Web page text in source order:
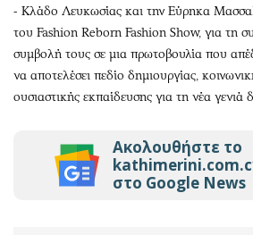
- Κλάδο Λευκωσίας και την Εύρηκα
του Fashion Reborn Fashion Show, για τη
συμβολή τους σε μια πρωτοβουλία που
να αποτελέσει πεδίο δημιουργίας,
ουσιαστικής εκπαίδευσης για τη νέα γενιά
Ακολουθήστε το
στο Google News